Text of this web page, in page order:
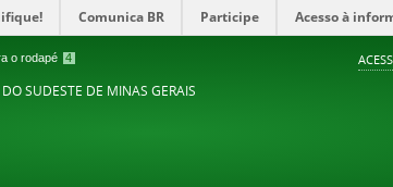
o rodapé 4
Comunica BR Participe Acesso à
SUDESTE DE MINAS GERAIS